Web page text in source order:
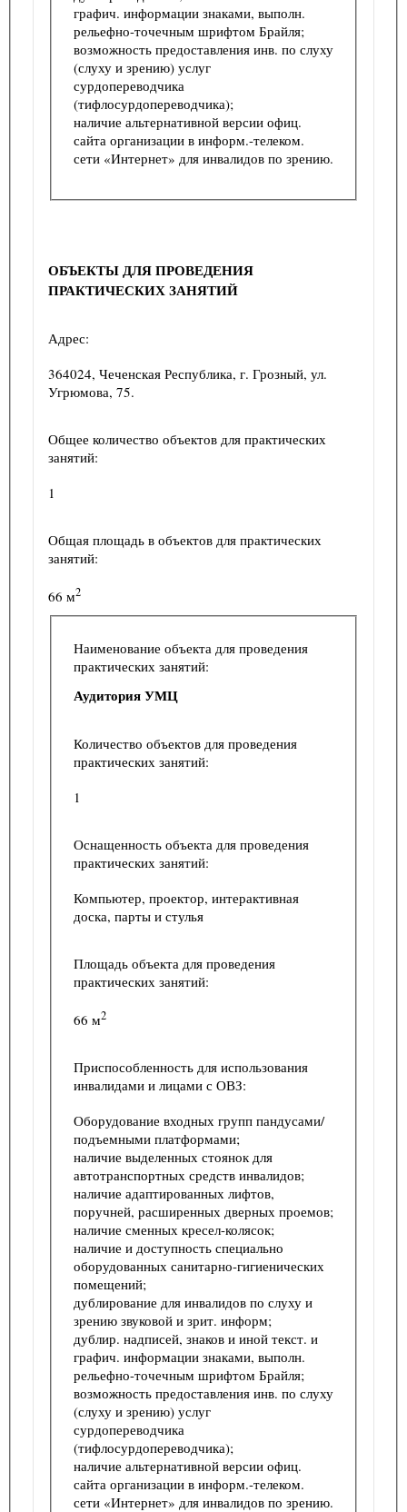
графич. информации знаками, выполн.
рельефно-точечным шрифтом Брайля;
возможность предоставления инв. по слуху
(слуху и зрению) услуг
сурдопереводчика
(тифлосурдопереводчика);
наличие альтернативной версии офиц.
сайта организации в информ.-телеком.
сети «Интернет» для инвалидов по зрению.
ОБЪЕКТЫ ДЛЯ ПРОВЕДЕНИЯ
ПРАКТИЧЕСКИХ ЗАНЯТИЙ
Адрес:
364024, Чеченская Республика, г. Грозный, ул.
Угрюмова, 75.
Общее количество объектов для практических
занятий:
1
Общая площадь в объектов для практических
занятий:
66 м2
Наименование объекта для проведения
практических занятий:
Аудитория УМЦ
Количество объектов для проведения
практических занятий:
1
Оснащенность объекта для проведения
практических занятий:
Компьютер, проектор, интерактивная
доска, парты и стулья
Площадь объекта для проведения
практических занятий:
66 м2
Приспособленность для использования
инвалидами и лицами с ОВЗ:
Оборудование входных групп пандусами/
подъемными платформами;
наличие выделенных стоянок для
автотранспортных средств инвалидов;
наличие адаптированных лифтов,
поручней, расширенных дверных проемов;
наличие сменных кресел-колясок;
наличие и доступность специально
оборудованных санитарно-гигиенических
помещений;
дублирование для инвалидов по слуху и
зрению звуковой и зрит. информ;
дублир. надписей, знаков и иной текст. и
графич. информации знаками, выполн.
рельефно-точечным шрифтом Брайля;
возможность предоставления инв. по слуху
(слуху и зрению) услуг
сурдопереводчика
(тифлосурдопереводчика);
наличие альтернативной версии офиц.
сайта организации в информ.-телеком.
сети «Интернет» для инвалидов по зрению.